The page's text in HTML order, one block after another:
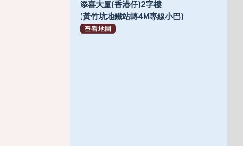
添喜大廈(香港仔)2字樓
(黃竹坑地鐵站轉4M專線小巴)